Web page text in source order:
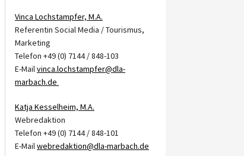
Vinca Lochstampfer, M.A.
Referentin Social Media / Tourismus,
Marketing
Telefon +49 (0) 7144 / 848-103
E-Mailvinca.lochstampfer@dla-
marbach.de
Katja Kesselheim, M.A.
Webredaktion
Telefon +49 (0) 7144 / 848-101
E-Mailwebredaktion@dla-marbach.de